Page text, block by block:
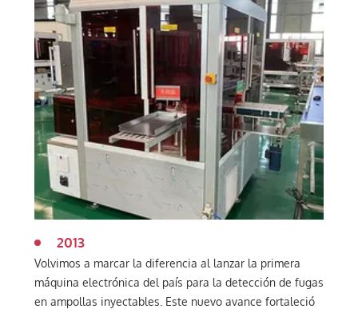
2013
Volvimos a marcar la diferencia al lanzar la primera
máquina electrónica del país para la detección de fugas
en ampollas inyectables. Este nuevo avance fortaleció